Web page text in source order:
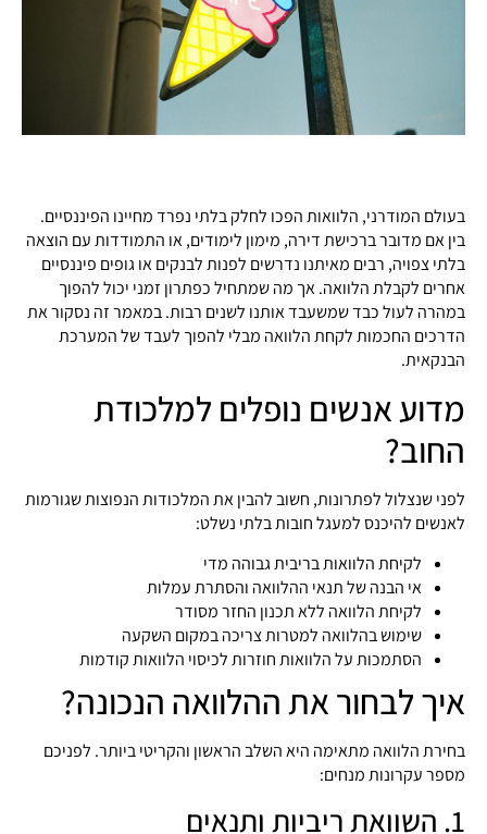
בעולם המודרני, הלוואות הפכו לחלק בלתי נפרד מחיינו הפיננסיים.
בין אם מדובר ברכישת דירה, מימון לימודים, או התמודדות עם הוצאה
בלתי צפויה, רבים מאיתנו נדרשים לפנות לבנקים או גופים פיננסיים
אחרים לקבלת הלוואה. אך מה שמתחיל כפתרון זמני יכול להפוך
במהרה לעול כבד שמשעבד אותנו לשנים רבות. במאמר זה נסקור את
הדרכים החכמות לקחת הלוואה מבלי להפוך לעבד של המערכת
הבנקאית.
מדוע אנשים נופלים למלכודת
החוב?
לפני שנצלול לפתרונות, חשוב להבין את המלכודות הנפוצות שגורמות
לאנשים להיכנס למעגל חובות בלתי נשלט:
לקיחת הלוואות בריבית גבוהה מדי
אי הבנה של תנאי ההלוואה והסתרת עמלות
לקיחת הלוואה ללא תכנון החזר מסודר
שימוש בהלוואה למטרות צריכה במקום השקעה
הסתמכות על הלוואות חוזרות לכיסוי הלוואות קודמות
איך לבחור את ההלוואה הנכונה?
בחירת הלוואה מתאימה היא השלב הראשון והקריטי ביותר. לפניכם
מספר עקרונות מנחים:
1. השוואת ריביות ותנאים